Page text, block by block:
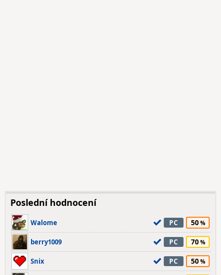
Poslední hodnocení
Walome PC 50
berry1009 PC 70
Snix PC 50